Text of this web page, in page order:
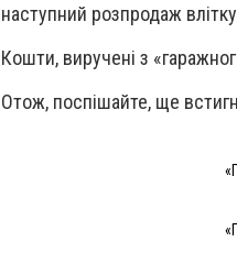
наступний розпродаж
Кошти, виручені з
Отож, поспішайте, ще